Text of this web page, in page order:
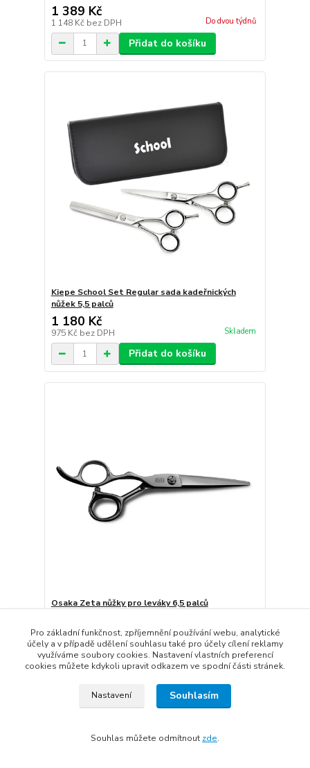
1 389 Kč
1 148 Kč bez DPH Do dvou týdnů
Přidat do košíku
Kiepe School Set Regular sada kadeřnických
nůžek 5,5 palců
1 180 Kč
975 Kč bez DPH Skladem
Přidat do košíku
Osaka Zeta nůžky pro leváky 6,5 palců
4 182 Kčbez DPH Skladem
Přidat do košíku
Pro základní funkčnost, zpříjemnění používání webu, analytické
účely a v případě udělení souhlasu také pro účely cílení reklamy
využíváme soubory cookies. Nastavení vlastních preferencí
cookies můžete kdykoli upravit odkazem ve spodní části stránek.
Nastavení Souhlasím
Souhlas můžete odmítnout zde.